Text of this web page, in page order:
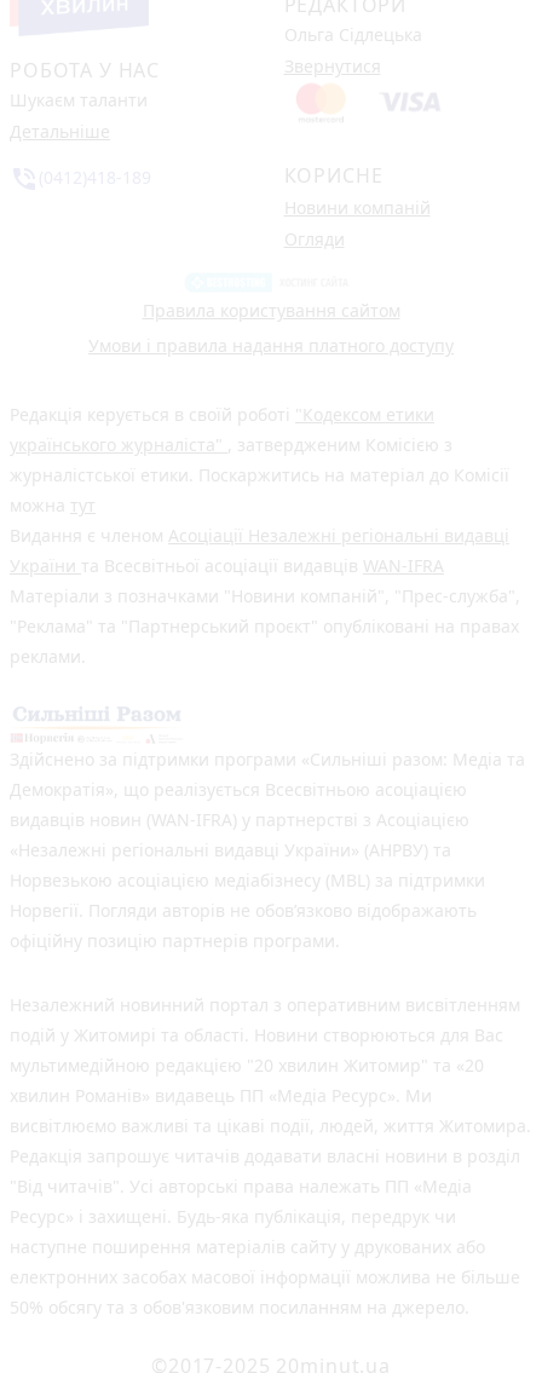
РОБОТА У НАС
Шукаєм таланти
Детальніше
Ольга Сідлецька
Звернутися
КОРИСНЕ
Новини компаній
Огляди
Правила користування сайтом
Умови і правила надання платного доступу
Редакція керується в своїй роботі "Кодексом етики
українського журналіста" , затвердженим Комісією з
журналістської етики. Поскаржитись на матеріал до Комісії
можна тут
Видання є членом Асоціації Незалежні регіональні видавці
України та Всесвітньої асоціації видавців WAN-IFRA
Матеріали з позначками "Новини компаній", "Прес-служба",
"Реклама" та "Партнерський проєкт" опубліковані на правах
реклами.
Здійснено за підтримки програми «Сильніші разом: Медіа та
Демократія», що реалізується Всесвітньою асоціацією
видавців новин (WAN-IFRA) у партнерстві з Асоціацією
«Незалежні регіональні видавці України» (АНРВУ) та
Норвезькою асоціацією медіабізнесу (MBL) за підтримки
Норвегії. Погляди авторів не обов’язково відображають
офіційну позицію партнерів програми.
Незалежний новинний портал з оперативним висвітленням
подій у Житомирі та області. Новини створюються для Вас
мультимедійною редакцією "20 хвилин Житомир" та «20
хвилин Романів» видавець ПП «Медіа Ресурс». Ми
висвітлюємо важливі та цікаві події, людей, життя Житомира.
Редакція запрошує читачів додавати власні новини в розділ
"Від читачів". Усі авторські права належать ПП «Медіа
Ресурс» і захищені. Будь-яка публiкацiя, передрук чи
наступне поширення матеріалів сайту у друкованих або
електронних засобах масової інформації можлива не більше
50% обсягу та з обов'язковим посиланням на джерело.
©2017-2025 20minut.ua